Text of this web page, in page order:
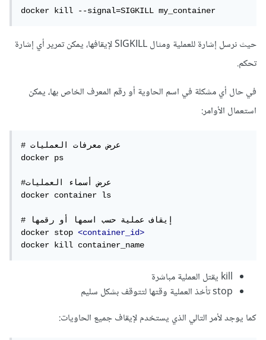
docker kill --signal=SIGKILL my_container
حيث نرسل إشارة للعملية ومثال SIGKILL لإيقافها، يمكن تمرير أي إشارة
تحكم.
في حال أي مشكلة في اسم الحاوية أو رقم المعرف الخاص بها، يمكن
استعمال الأوامر:
# عرض معرفات العمليات
docker ps
#عرض أسماء العمليات
docker container ls
# إيقاف عملية حسب اسمها أو رقمها
docker stop <container_id>
docker kill container_name
kill يقتل العملية مباشرة
stop تأخذ العملية وقتها لتتوقف بشكل سليم
كما يوجد لأمر التالي الذي يستخدم لإيقاف جميع الحاويات: